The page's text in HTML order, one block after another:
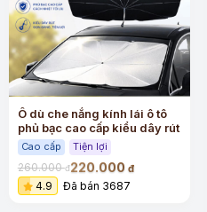
Ô dù che nắng kính lái ô tô
phủ bạc cao cấp kiểu dây rút
Cao cấp Tiện lợi
260.000đ220.000 đ
4.9 Đã bán 3687